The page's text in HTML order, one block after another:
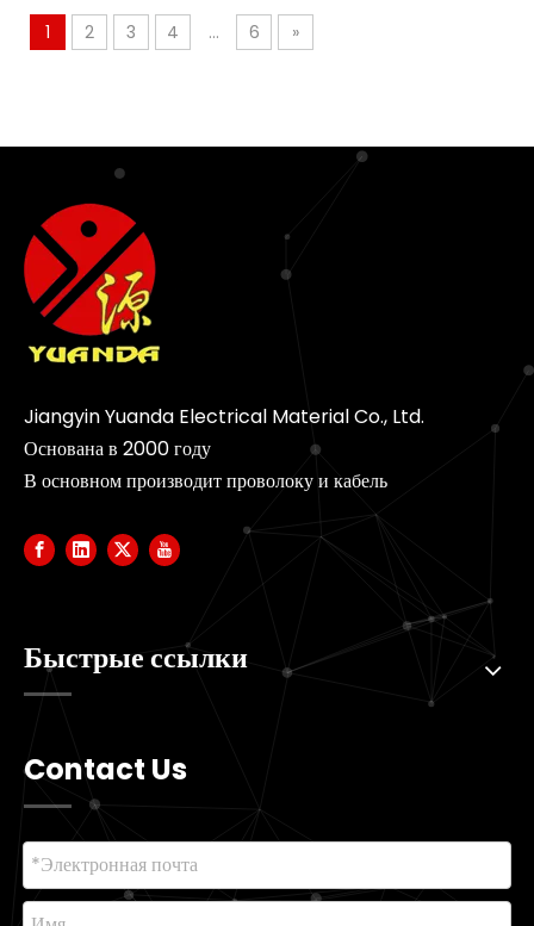
1 2 3 4 ... 6 »
Jiangyin Yuanda Electrical Material Co., Ltd.
Основана в 2000 году
В основном производит проволоку и кабель
Быстрые ссылки
Contact Us